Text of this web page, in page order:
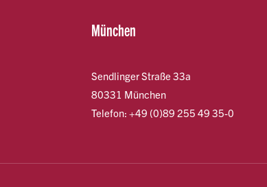
München
Sendlinger Straße 33a
80331 München
Telefon: +49 (0)89 255 49 35-0